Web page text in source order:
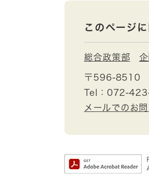
このページ
総合政策部
〒596-8510
Tel：072-
メールでのお